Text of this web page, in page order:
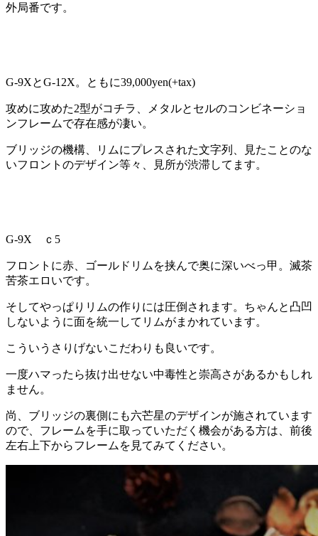
外局番です。
G-9XとG-12X。ともに39,000yen(+tax)
攻めに攻めた2型がコチラ、メタルとセルのコンビネーショ
ンフレームで存在感が凄い。
ブリッジの機構、リムにプレスされた文字列、見たことのな
いフロントのデザイン等々、見所が渋滞してます。
G-9X ｃ5
フロントに赤、ゴールドリムを挟んで奥に深いべっ甲。滅茶
苦茶エロいです。
そしてやっぱりリムの作りには圧倒されます。ちゃんと凸凹
しないように面を統一してリムがまかれています。
こういうさりげないこだわりも良いです。
一度ハマったら抜け出せない中毒性と崇高さがあるかもしれ
ません。
尚、ブリッジの裏側にも六芒星のデザインが施されています
ので、フレームを手に取っていただく機会がある方は、前後
左右上下からフレームを見てみてください。